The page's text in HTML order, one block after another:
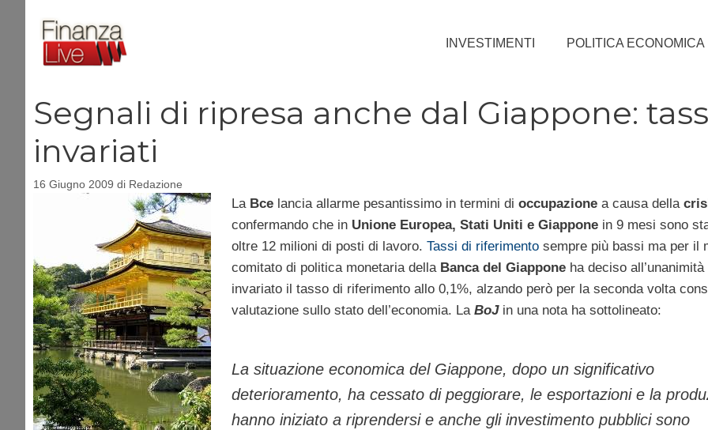
contenuto
INVESTIMENTI POLITICA ECONOMICA
Segnali di ripresa anche dal Giappone:
invariati
16 Giugno 2009 di Redazione
La Bcelancia allarme pesantissimo in termini di occupazionea causa della
confermando che in Unione Europea, Stati Uniti e Giapponein 9 mesi sono
oltre 12 milioni di posti di lavoro. Tassi di riferimentosempre più bassi ma per il
comitato di politica monetaria della Banca del Giapponeha deciso
invariato il tasso di riferimento allo 0,1%, alzando però per la seconda volta
valutazione sullo stato dell’economia. La BoJin una nota ha sottolineato:
La situazione economica del Giappone, dopo un significativo
deterioramento, ha cessato di peggiorare, le esportazioni e la
hanno iniziato a riprendersi e anche gli investimento pubblici sono